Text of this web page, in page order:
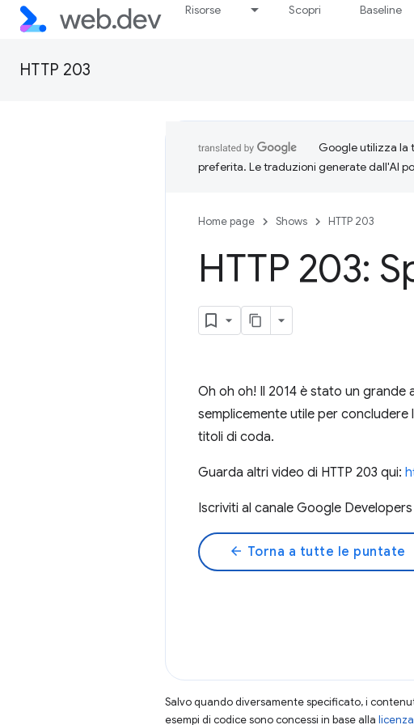
Risorse Scopri Baseline
HTTP 203
Google utilizza la
preferita. Le traduzioni generate dall'AI
Home page Shows HTTP 203
HTTP 203:
Oh oh oh! Il 2014 è stato un grande
semplicemente utile per
titoli di coda.
Guarda altri video di HTTP 203 qui:
Iscriviti al canale Google
arrow_back Torna a tutte le puntate
Salvo quando diversamente specificato, i
esempi di codice sono concessi in base alla